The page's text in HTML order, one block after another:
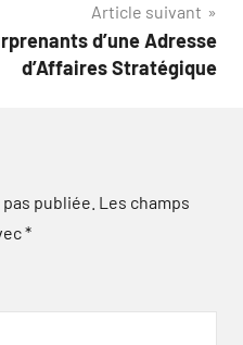
Article suivant
d’une Adresse
d’Affaires Stratégique
publiée. Les champs
*